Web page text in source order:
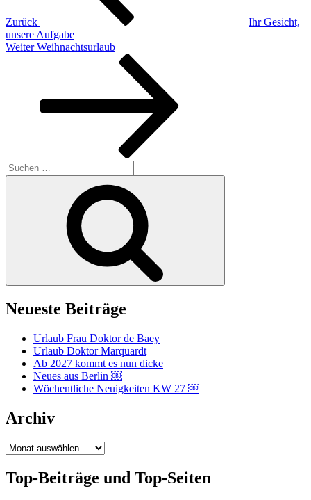
Zurück
Ihr Gesicht,
unsere Aufgabe
Nächster
Weiter Weihnachtsurlaub
Suchen
nach:
Neueste Beiträge
Urlaub Frau Doktor de Baey
Urlaub Doktor Marquardt
Ab 2027 kommt es nun dicke
Neues aus Berlin ￼
Wöchentliche Neuigkeiten KW 27 ￼
Archiv
Archiv
Top-Beiträge und Top-Seiten